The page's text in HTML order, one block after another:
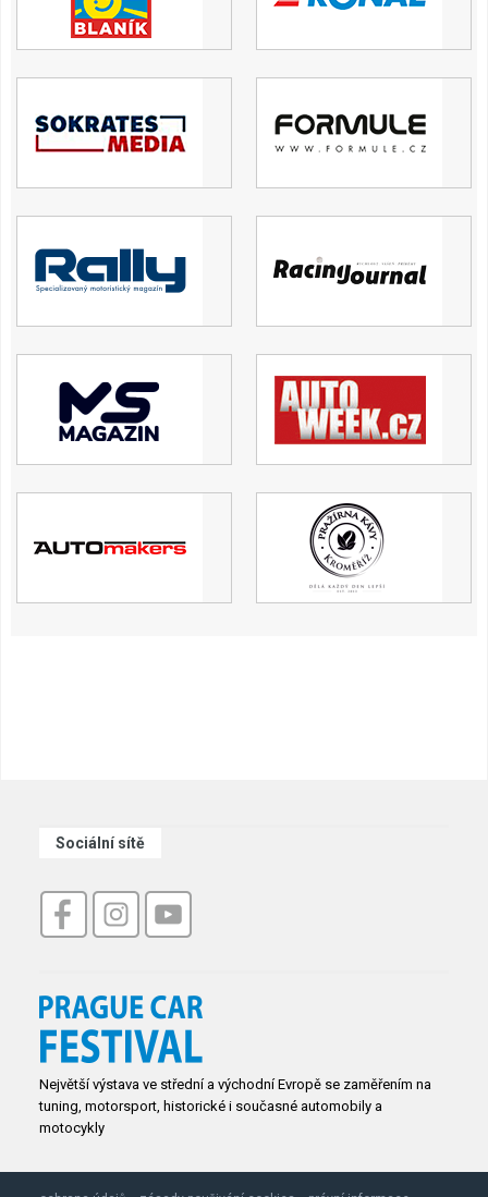
Sociální sítě
Největší výstava ve střední a východní Evropě se zaměřením na
tuning, motorsport, historické i současné automobily a
motocykly